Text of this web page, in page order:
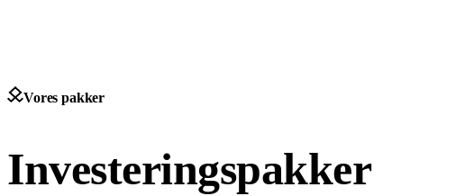
Vores pakker
Investeringspakker